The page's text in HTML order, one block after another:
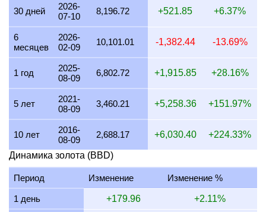
24 июля 2026
23 июля 2026 8,097.17 108.56 152.29 195.24
22 июля 2026 8,298.76 111.26
21 июля 2026
20 июля 2026 8,000.00 107.25 150.46 192.90
19 июля 2026 8,032.13 107.68
18 июля 2026
17 июля 2026 8,032.13 107.68 151.07 193.67
16 июля 2026 7,968.13
15 июля 2026 8,130.08
30 дней
2026-
07-10
8,196.72 +521.85 +6.37%
6
месяцев
2026-
02-09
10,101.01 -1,382.44 -13.69%
1 год
2025-
08-09
6,802.72 +1,915.85 +28.16%
5 лет
2021-
08-09
3,460.21 +5,258.36 +151.97%
10 лет
2016-
08-09
2,688.17 +6,030.40 +224.33%
Динамика золота (BBD)
Период Изменение Изменение %
1 день +179.96 +2.11%